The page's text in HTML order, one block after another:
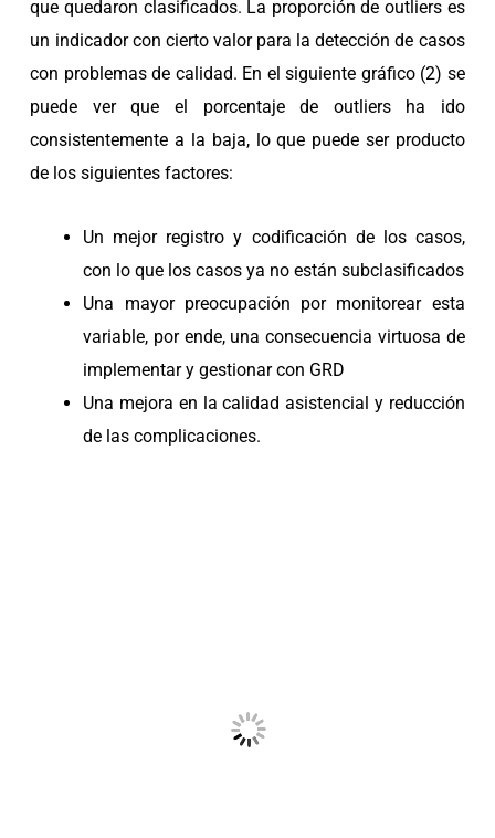
que quedaron clasificados. La proporción de outliers es
un indicador con cierto valor para la detección de casos
con problemas de calidad. En el siguiente gráfico (2) se
puede ver que el porcentaje de outliers ha ido
consistentemente a la baja, lo que puede ser producto
de los siguientes factores:
Un mejor registro y codificación de los casos,
con lo que los casos ya no están subclasificados
Una mayor preocupación por monitorear esta
variable, por ende, una consecuencia virtuosa de
implementar y gestionar con GRD
Una mejora en la calidad asistencial y reducción
de las complicaciones.